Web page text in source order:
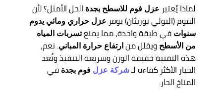
لماذا يُعتبر عزل فوم للاسطح بجدة الحل الأمثل؟ لأن
الفوم (البولي يوريثان) يوفر عزل حراري ومائي يدوم
سنوات في طبقة واحدة، مما يمنعتسربات المياه
من الأسطح ويقلل من ارتفاع حرارة المباني. نعم،
هذه التقنية خفيفة الوزن وسريعة التنفيذ وتُعد
الخيار الأكثر كفاءة لـ شركة عزل فوم بجدة في
المناخ الحار.